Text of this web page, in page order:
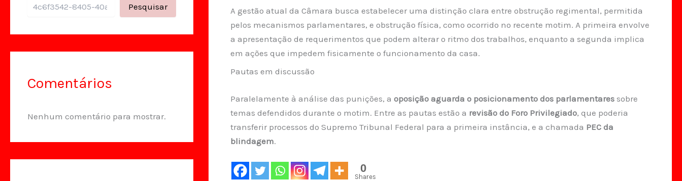
Pesquisar
Comentários
Nenhum comentário para mostrar.
A gestão atual da Câmara busca estabelecer uma distinção clara entre obstrução regimental, permitida
pelos mecanismos parlamentares, e obstrução física, como ocorrido no recente motim. A primeira envolve
a apresentação de requerimentos que podem alterar o ritmo dos trabalhos, enquanto a segunda implica
em ações que impedem fisicamente o funcionamento da casa.
Pautas em discussão
Paralelamente à análise das punições, a oposição aguarda o posicionamento dos parlamentaressobre
temas defendidos durante o motim. Entre as pautas estão a revisão do Foro Privilegiado, que poderia
transferir processos do Supremo Tribunal Federal para a primeira instância, e a chamada PEC da
blindagem.
0
Shares